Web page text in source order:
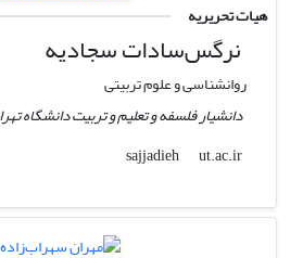
هیات تحریریه
نرگس‌سادات سجادیه
روانشناسی و علوم تربیتی
دانشیار فلسفه و تعلیم و تربیت دانشگاه
sajjadieh
ut.ac.ir